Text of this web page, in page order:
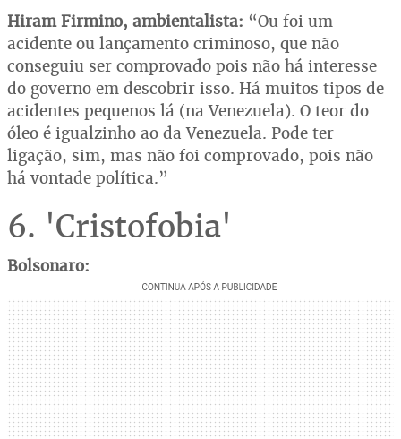
Hiram Firmino, ambientalista: “Ou foi um
acidente ou lançamento criminoso, que não
conseguiu ser comprovado pois não há interesse
do governo em descobrir isso. Há muitos tipos de
acidentes pequenos lá (na Venezuela). O teor do
óleo é igualzinho ao da Venezuela. Pode ter
ligação, sim, mas não foi comprovado, pois não
há vontade política.”
6. 'Cristofobia'
Bolsonaro: